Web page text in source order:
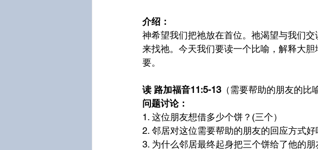
介绍：
神希望我们把祂放在首位。祂渴望与我们
来找祂。今天我们要读一个比喻，解释大
要。
读 路加福音11:5-13（需要帮助的朋友的比
问题讨论：
1. 这位朋友想借多少个饼？(三个）
2. 邻居对这位需要帮助的朋友的回应方式好
3. 为什么邻居最终起身把三个饼给了他的